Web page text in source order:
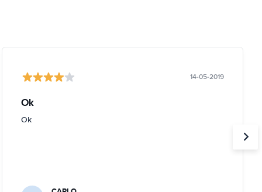
14-05-2019
Ok
Ok